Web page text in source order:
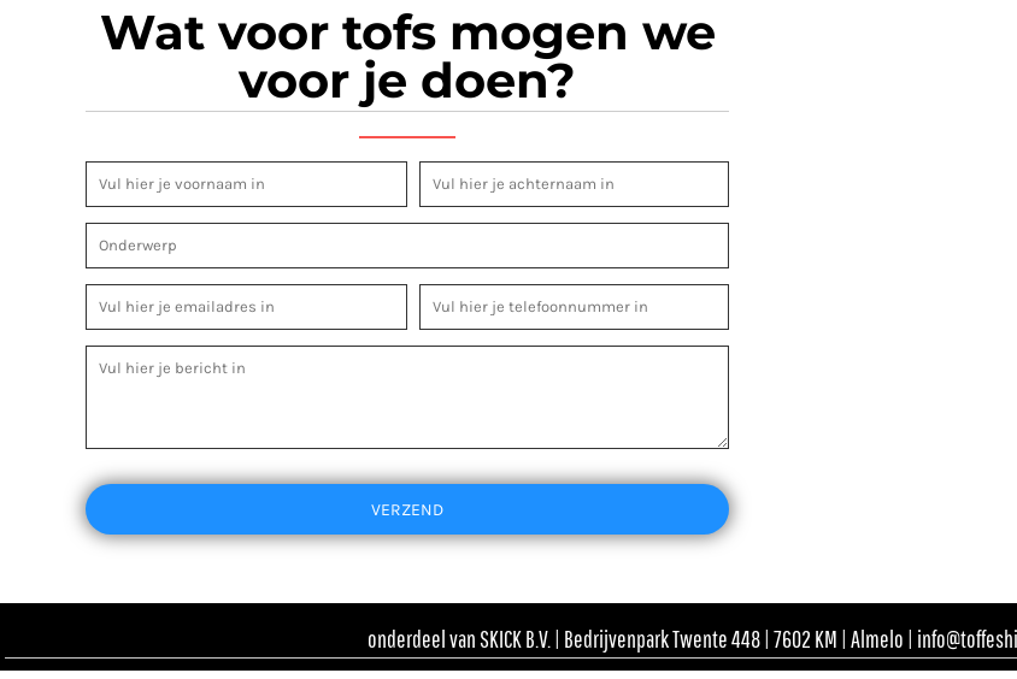
Wat voor tofs mogen we
voor je doen?
VERZEND
onderdeel van SKICK B.V. | Bedrijvenpark Twente 448 | 7602 KM | Almelo |